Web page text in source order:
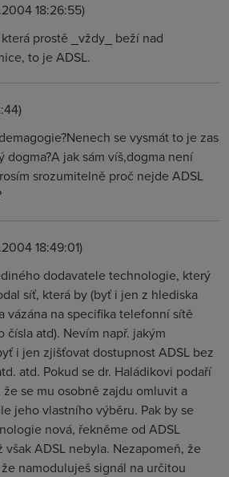
18:26:55)
prostě _vždy_ beží nad
to je ADSL.
se vysmát to je zas
jak sám víš,dogma není
srozumitelně proč nejde ADSL
18:49:01)
dodavatele technologie, který
síť, která by (byť i jen z hlediska
vázána na specifika telefonní sítě
atd). Nevím např. jakým
i jen zjišťovat dostupnost ADSL bez
atd. Pokud se dr. Haládikovi podaří
se mu osobně zajdu omluvit a
jeho vlastního výběru. Pak by se
nová, řekněme od ADSL
ADSL nebyla. Nezapomeň, že
namoduluješ signál na určitou